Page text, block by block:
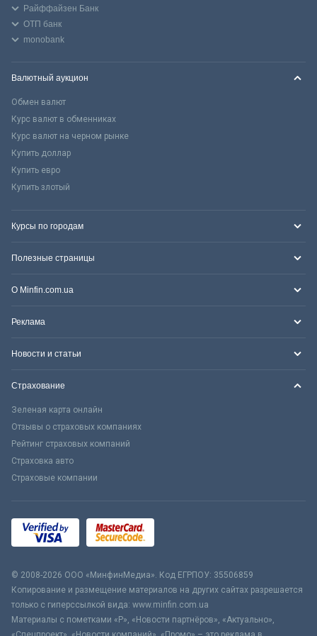
Райффайзен Банк
ОТП банк
monobank
Валютный аукцион
Обмен валют
Курс валют в обменниках
Курс валют на черном рынке
Купить доллар
Купить евро
Купить злотый
Курсы по городам
Полезные страницы
О Minfin.com.ua
Реклама
Новости и статьи
Страхование
Зеленая карта онлайн
Отзывы о страховых компаниях
Рейтинг страховых компаний
Страховка авто
Страховые компании
© 2008-2026 ООО «МинфинМедиа». Код ЕГРПОУ: 35506859
Копирование и размещение материалов на других сайтах разрешается
только с гиперссылкой вида: www.minfin.com.ua
Материалы с пометками «Р», «Новости партнёров», «Актуально»,